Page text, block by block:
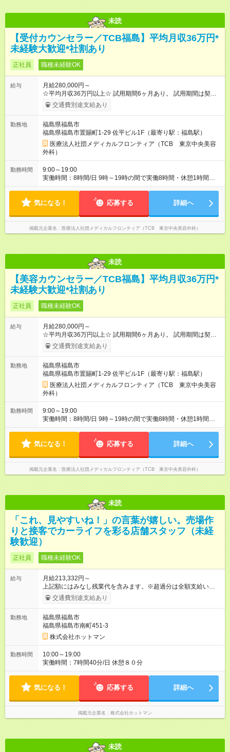
未読
【受付カウンセラー／TCB福島】平均月収36万円*
未経験大歓迎*社割あり
正社員 職種未経験OK
給与
月給280,000円～
☆平均月収36万円以上☆ 試用期間6ヶ月あり。 試用期間は契約
社員として、月給26万円となります。 ＜試用期間終了後＞ 月給
28万円+インセンティブ（平均8万円）+残業代等 ＝平均月収36
次昇給制度アリ】 年次昇給制度で毎年月給が上がっていくので
役職につかない場合でもしっかり昇給♪ 【試用期間】試用期間あ
り 試用期間の長さ：6ヶ月 ※ 雇用形態と給与に、本採用時と異
なる部分があります。 雇用形態：中途採用（契約社員） 給与：
月給 260,000円以上
交通費別途支給あり
勤務地
福島県福島市
福島県福島市置賜町1-29 佐平ビル1F（最寄り駅：福島駅）
医療法人社団メディカルフロンティア（TCB 東京中央美容
外科）
勤務時間
9:00～19:00
実働時間：8時間/日 9時～19時の間で実働8時間・休憩1時間
【残業ほぼ無し！】 残業月平均3時間のため、ほぼ毎日定時で退
気になる！ 応募する 詳細へ
掲載元企業名 医療法人社団メディカルフロンティア（TCB 東京中央美容外科）
未読
【美容カウンセラー／TCB福島】平均月収36万円*
未経験大歓迎*社割あり
正社員 職種未経験OK
給与
月給280,000円～
☆平均月収36万円以上☆ 試用期間6ヶ月あり。 試用期間は契約
社員として、月給26万円となります。 ＜試用期間終了後＞ 月給
28万円+インセンティブ（平均8万円）+残業代等 ＝平均月収36
次昇給制度アリ】 年次昇給制度で毎年月給が上がっていくので
役職につかない場合でもしっかり昇給♪ 【試用期間】試用期間あ
り 試用期間の長さ：6ヶ月 ※ 雇用形態と給与に、本採用時と異
なる部分があります。 雇用形態：中途採用（契約社員） 給与：
月給 260,000円以上
交通費別途支給あり
勤務地
福島県福島市
福島県福島市置賜町1-29 佐平ビル1F（最寄り駅：福島駅）
医療法人社団メディカルフロンティア（TCB 東京中央美容
外科）
勤務時間
9:00～19:00
実働時間：8時間/日 9時～19時の間で実働8時間・休憩1時間
【残業ほぼ無し！】 残業月平均2.6時間のため、ほぼ毎日定時で
気になる！ 応募する 詳細へ
掲載元企業名 医療法人社団メディカルフロンティア（TCB 東京中央美容外科）
未読
「これ、見やすいね！」の言葉が嬉しい。売場作
りと接客でカーライフを彩る店舗スタッフ（未経
験歓迎）
正社員 職種未経験OK
給与
月給213,332円～
上記額にはみなし残業代を含みます。※超過分は全額支給いたし
ます。 みなし残業代 25,332円 以上／月 みなし残業時間 18.34
時間／月 上記額には開店準備早出手当（固定残業代）１８．３
す。 【試用期間】試用期間あり 試用期間の長さ：3ヶ月 雇用形
態、給与は本採用時と同じです。
交通費別途支給あり
勤務地
福島県福島市
福島県福島市南町451-3
株式会社ホットマン
勤務時間
10:00～19:00
実働時間：7時間40分/日 休憩８０分
気になる！ 応募する 詳細へ
掲載元企業名 株式会社ホットマン
未読